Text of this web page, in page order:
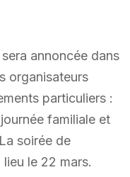
annoncée dans
organisateurs
particuliers :
familiale et
soirée de
le 22 mars.